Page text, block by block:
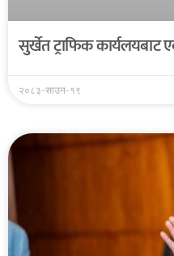
सुर्खेत ट्राफिक कार्यलयबाट
२०८३-साउन-१९